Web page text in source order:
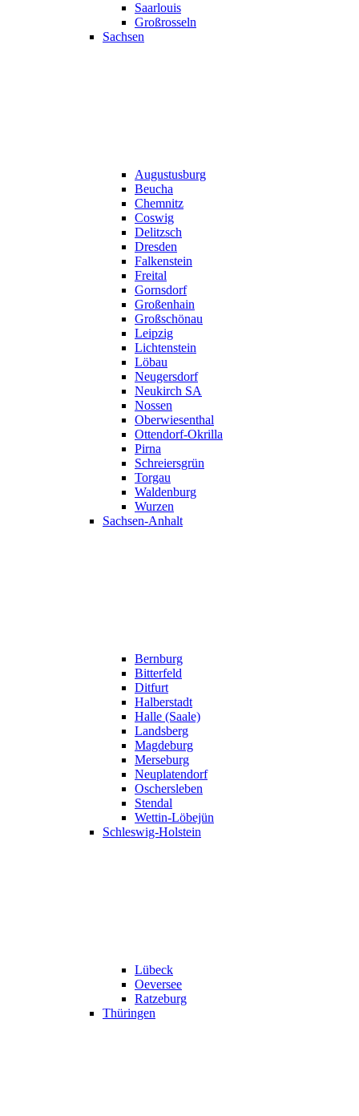
Saarlouis
Großrosseln
Sachsen
Augustusburg
Beucha
Chemnitz
Coswig
Delitzsch
Dresden
Falkenstein
Freital
Gornsdorf
Großenhain
Großschönau
Leipzig
Lichtenstein
Löbau
Neugersdorf
Neukirch SA
Nossen
Oberwiesenthal
Ottendorf-Okrilla
Pirna
Schreiersgrün
Torgau
Waldenburg
Wurzen
Sachsen-Anhalt
Bernburg
Bitterfeld
Ditfurt
Halberstadt
Halle (Saale)
Landsberg
Magdeburg
Merseburg
Neuplatendorf
Oschersleben
Stendal
Wettin-Löbejün
Schleswig-Holstein
Lübeck
Oeversee
Ratzeburg
Thüringen